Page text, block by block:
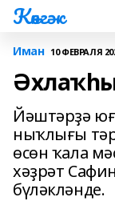
Көнгәк
Иман 10 ФЕВРАЛЯ
Йәштәрҙә
ныҡлығы
өсөн ҡала
хәҙрәт
бүләкләнде.